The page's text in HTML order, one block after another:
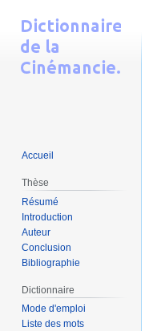
Accueil
Thèse
Résumé
Introduction
Auteur
Conclusion
Bibliographie
Dictionnaire
Mode d'emploi
Liste des mots